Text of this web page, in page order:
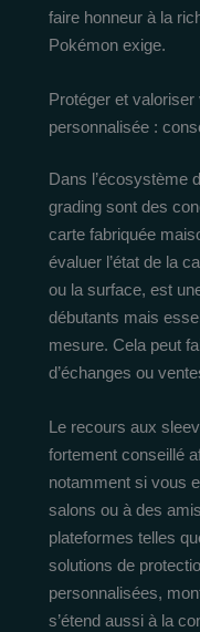
faire honneur à la
Pokémon exige.
Protéger et
personnalisée :
Dans l’écosystème
grading sont des
carte fabriquée
évaluer l’état de la
ou la surface, est
débutants mais
mesure. Cela peut
d’échanges ou
Le recours aux
fortement conseillé
notamment si vous
salons ou à des
plateformes telles
solutions de
personnalisées,
s’étend aussi à la